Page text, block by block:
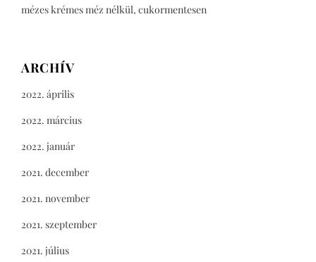
mézes krémes méz nélkül, cukormentesen
ARCHÍV
2022. április
2022. március
2022. január
2021. december
2021. november
2021. szeptember
2021. július